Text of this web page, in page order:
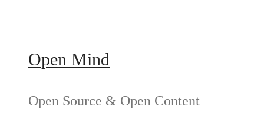
Open Mind
Open Source & Open Content